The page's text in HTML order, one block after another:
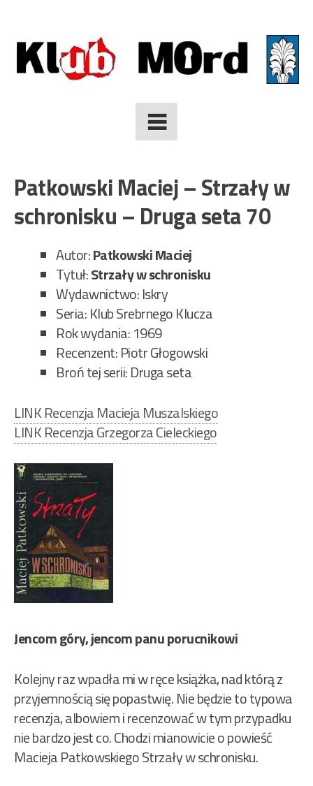
to
content
Patkowski Maciej – Strzały w
schronisku – Druga seta 70
Autor:Patkowski Maciej
Tytuł:Strzały w schronisku
Wydawnictwo: Iskry
Seria: Klub Srebrnego Klucza
Rok wydania: 1969
Recenzent: Piotr Głogowski
Broń tej serii: Druga seta
LINK Recenzja Macieja Muszalskiego
LINK Recenzja Grzegorza Cieleckiego
Jencom góry, jencom panu porucnikowi
Kolejny raz wpadła mi w ręce książka, nad którą z
przyjemnością się popastwię. Nie będzie to typowa
recenzja, albowiem i recenzować w tym przypadku
nie bardzo jest co. Chodzi mianowicie o powieść
Macieja Patkowskiego Strzały w schronisku.